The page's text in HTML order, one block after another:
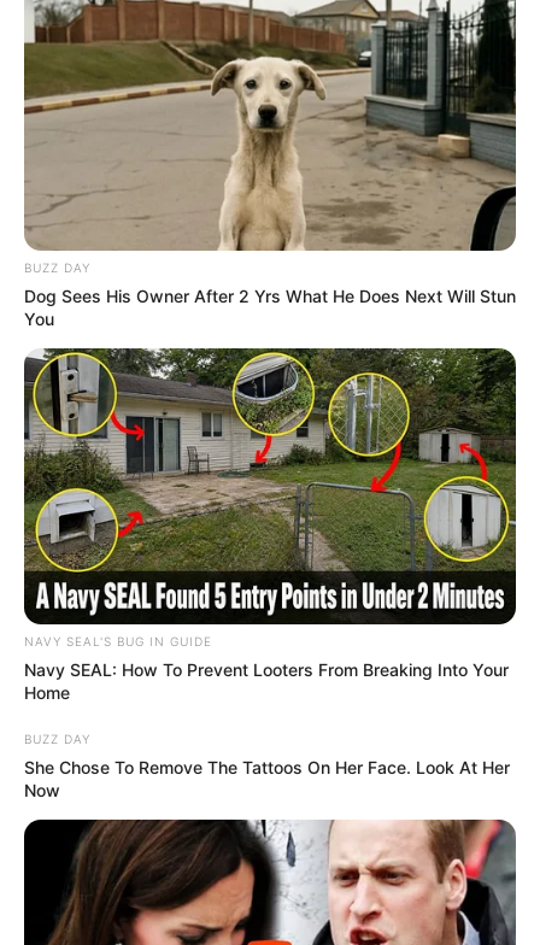
SHARE THIS Share it Tweet
Share it Pin it
PUBLICAÇÕES RELACIONADAS
Notícia
PRÓXIMA MATÉRIA
STF pode mudar regras da
Reforma da Previdência para
PUBLICAÇÃO RECENTE
URGENTE: ACS e ACE reagem
ao compartilhamento de
BUZZ DAY
Dog Sees His Owner After 2 Yrs What He Does Next Will Stun
You
NAVY SEAL'S BUG IN GUIDE
Navy SEAL: How To Prevent Looters From Breaking Into Your
Home
BUZZ DAY
She Chose To Remove The Tattoos On Her Face. Look At Her
Now